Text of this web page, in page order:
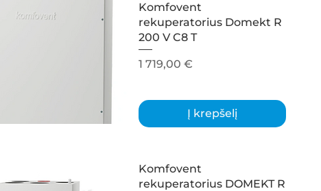
Komfovent
rekuperatorius Domekt R
200 V C8 T
Kaina
1 719,00 €
Į krepšelį
Komfovent
rekuperatorius DOMEKT R